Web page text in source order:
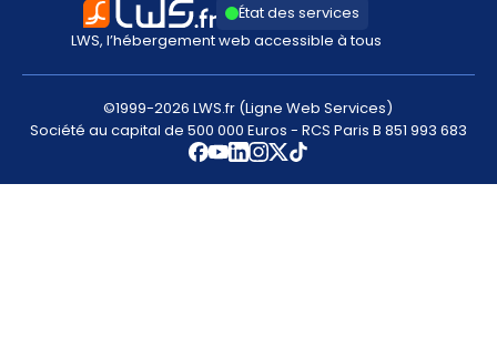
État des services
LWS, l’hébergement web accessible à tous
©1999-2026 LWS.fr (Ligne Web Services)
Société au capital de 500 000 Euros - RCS Paris B 851 993 683